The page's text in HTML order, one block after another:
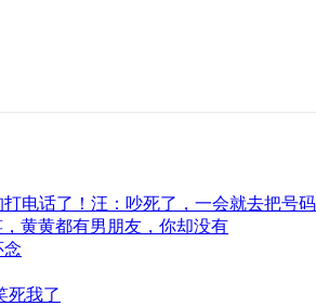
电话了！汪：吵死了，一会就去把号
黄黄都有男朋友，你却没有
念
死我了